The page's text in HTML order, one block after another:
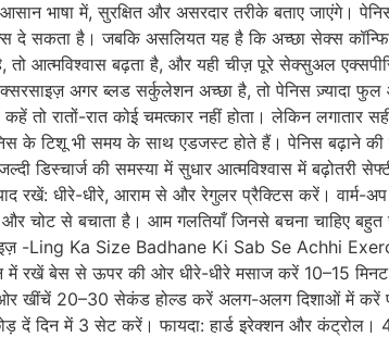
भाषा में, सुरक्षित और असरदार तरीके बताए जाएंगे।
दे सकता है। जबकि असलियत यह है कि अच्छा सेक्स
तो आत्मविश्वास बढ़ता है, और यही चीज़ पूरे सेक्सुअल
अगर ब्लड सर्कुलेशन अच्छा है, तो पेनिस ज़्यादा फुल
रातों-रात कोई चमत्कार नहीं होता। लेकिन लगातार
के टिशू भी समय के साथ एडजस्ट होते हैं। पेनिस बढ़ाने
डिस्चार्ज की समस्या में सुधार आत्मविश्वास में बढ़ोतरी
रखें: धीरे-धीरे, आराम से और रेगुलर प्रैक्टिस करें।
से बचाता है। आम गलतियाँ जिनसे बचना चाहिए बहुत
-Ling Ka Size Badhane Ki Sab Se Achhi
बेस से ऊपर की ओर धीरे-धीरे मसाज करें 10–15 मिनट
खींचें 20–30 सेकंड होल्ड करें अलग-अलग दिशाओं में करें
दिन में 3 सेट करें। फायदा: हार्ड इरेक्शन और कंट्रोल।